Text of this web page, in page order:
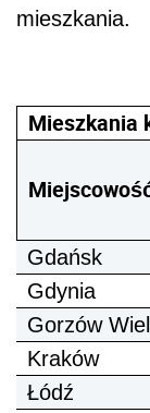
mieszkania.
Mieszkania
Gdańsk
Gdynia
Gorzów
Kraków
Łódź